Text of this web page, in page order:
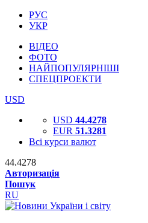
РУС
УКР
ВІДЕО
ФОТО
НАЙПОПУЛЯРНІШІ
СПЕЦПРОЕКТИ
USD
USD 44.4278
EUR 51.3281
Всі курси валют
44.4278
Авторизація
Пошук
RU